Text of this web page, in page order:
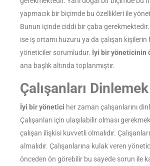
yapmacık bir biçimde bu özellikleri ile
Bunun içinde ciddi bir çaba
ise iş ortamı huzuru ya da çalışan
yöneticiler sorumludur. İyi bir yöneticinin
ana başlık altında toplanmıştır.
Çalışanları Dinlemek
İyi bir yönetici her zaman çalışanlarını
Çalışanları için ulaşılabilir olması
çalışan ilişkisi kuvvetli olmalıdır.
almalıdır. Çalışanlarına kulak veren
önceden ön görebilir bu sayede sorun ile